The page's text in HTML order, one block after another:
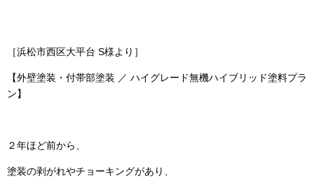
［浜松市西区大平台 S様より］
【外壁塗装・付帯部塗装 ／ ハイグレード無機ハイブリッド塗料プラ
ン】
２年ほど前から、
塗装の剥がれやチョーキングがあり、